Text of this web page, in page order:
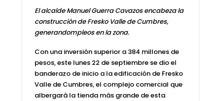
El alcalde Manuel Guerra Cavazos encabeza la
construcción de Fresko Valle de Cumbres,
generandompleos en la zona.
Con una inversión superiora 384 millones de
pesos, este lunes 22 de septiembre se dio el
banderazo de inicio a la edificación de Fresko
Valle de Cumbres, el complejo comercial que
albergará la tienda más grande de esta